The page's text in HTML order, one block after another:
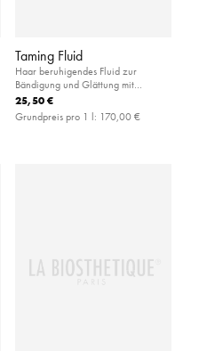
Taming Fluid
Haar beruhigendes Fluid zur
Bändigung und Glättung mit
Hitzeschutz
25,50 €
Grundpreis pro 1 l: 170,00 €